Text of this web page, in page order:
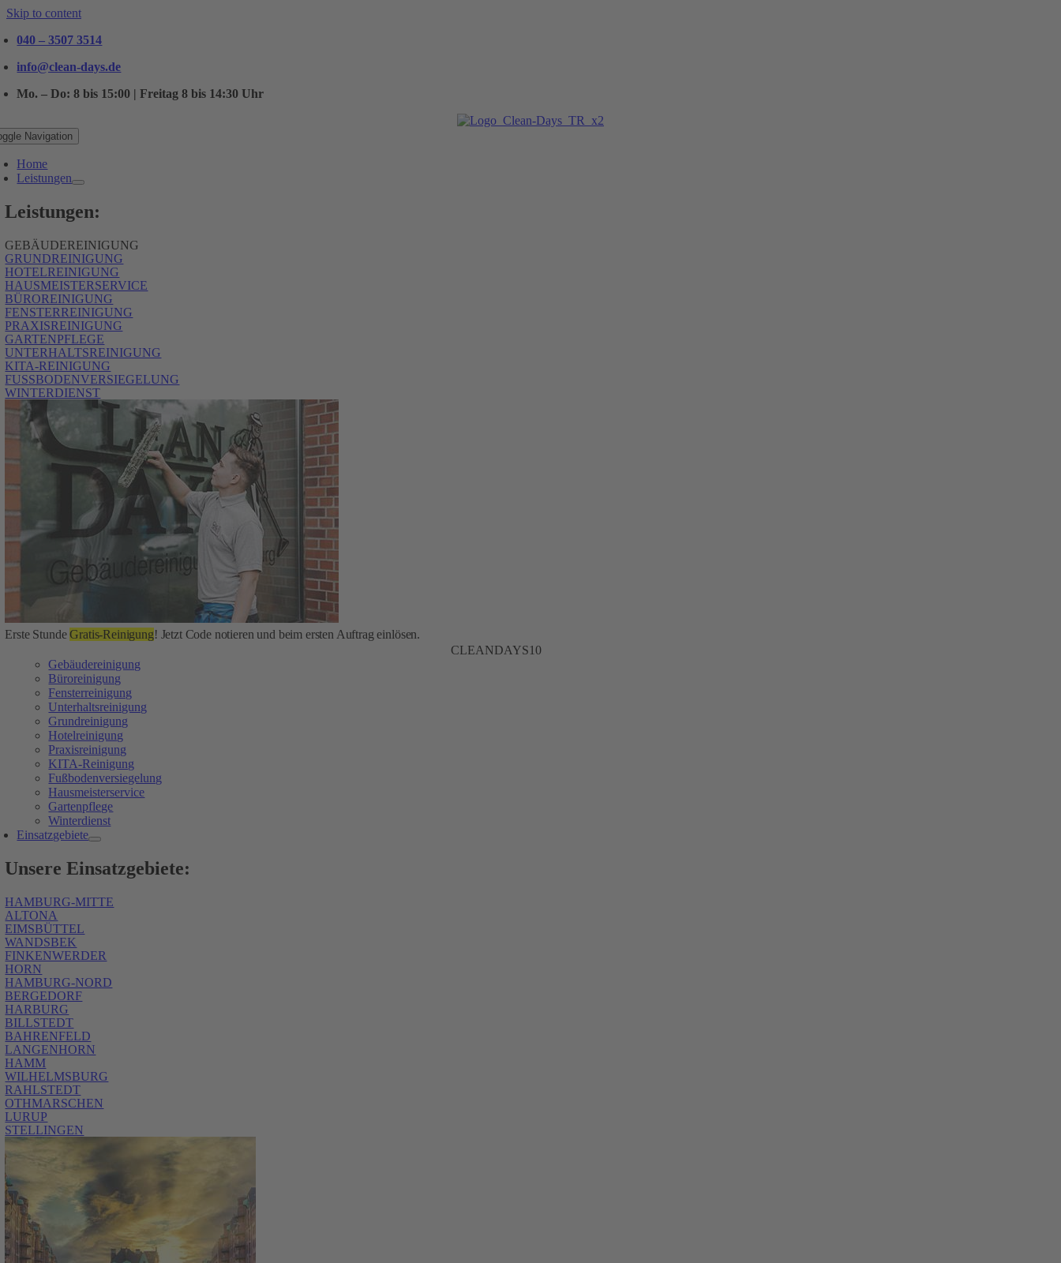
Skip to content
040 – 3507 3514
info@clean-days.de
Mo. – Do: 8 bis 15:00 | Freitag 8 bis 14:30 Uhr
Navigation
Home
Leistungen
Leistungen:
GEBÄUDEREINIGUNG
GRUNDREINIGUNG
HOTELREINIGUNG
HAUSMEISTERSERVICE
BÜROREINIGUNG
FENSTERREINIGUNG
PRAXISREINIGUNG
GARTENPFLEGE
UNTERHALTSREINIGUNG
KITA-REINIGUNG
FUSSBODENVERSIEGELUNG
WINTERDIENST
Erste StundeGratis-Reinigung! Jetzt Code notieren und beim ersten Auftrag einlösen.
CLEANDAYS10
Gebäudereinigung
Büroreinigung
Fensterreinigung
Unterhaltsreinigung
Grundreinigung
Hotelreinigung
Praxisreinigung
KITA-Reinigung
Fußbodenversiegelung
Hausmeisterservice
Gartenpflege
Winterdienst
Einsatzgebiete
Unsere Einsatzgebiete:
HAMBURG-MITTE
ALTONA
EIMSBÜTTEL
WANDSBEK
FINKENWERDER
HORN
HAMBURG-NORD
BERGEDORF
HARBURG
BILLSTEDT
BAHRENFELD
LANGENHORN
HAMM
WILHELMSBURG
RAHLSTEDT
OTHMARSCHEN
LURUP
STELLINGEN